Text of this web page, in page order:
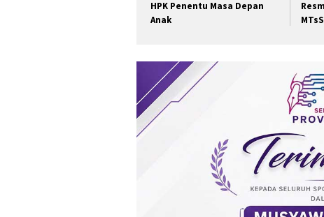
HPK Penentu Masa Depan
Anak